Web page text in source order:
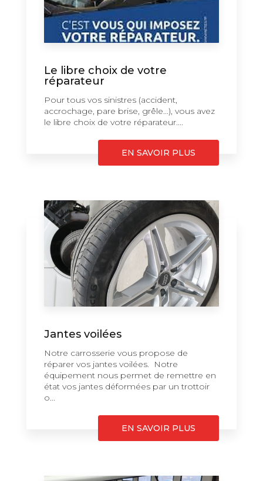
Le libre choix de votre
réparateur
Pour tous vos sinistres (accident,
accrochage, pare brise, grêle...), vous avez
le libre choix de votre réparateur....
EN SAVOIR PLUS
Jantes voilées
Notre carrosserie vous propose de
réparer vos jantes voilées. Notre
équipement nous permet de remettre en
état vos jantes déformées par un trottoir
o...
EN SAVOIR PLUS